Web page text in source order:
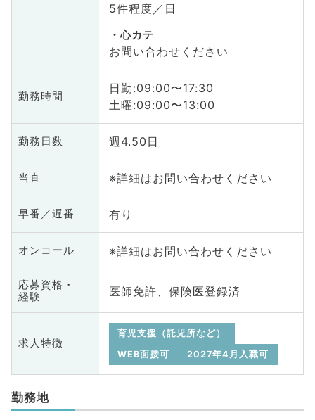
5件程度／日
心カテ
お問い合わせください
勤務時間
日勤:09:00〜17:30
土曜:09:00〜13:00
勤務日数 週4.50日
当直 ※詳細はお問い合わせください
早番／遅番 有り
オンコール ※詳細はお問い合わせください
応募資格・
経験
医師免許、保険医登録済
求人特徴
育児支援（託児所など）
WEB面接可
2027年4月入職可
勤務地